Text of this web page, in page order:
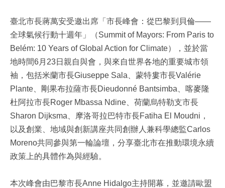
臺北市長蔣萬安受邀出席「市長峰會：從巴黎到貝倫——
全球氣候行動十週年」（Summit of Mayors: From Paris to
Belém: 10 Years of Global Action for Climate），並於當
地時間6月23日親自與會，與來自世界各地的重要城市領
袖，包括米蘭市長Giuseppe Sala、蒙特婁市長Valérie
Plante、剛果布拉薩市長Dieudonné Bantsimba、喀麥隆
杜阿拉市長Roger Mbassa Ndine、荷蘭烏特勒支市長
Sharon Dijksma、摩洛哥拉巴特市長Fatiha El Moudni，
以及創業、地域與創新講座共同創辦人兼科學總監Carlos
Moreno共同參與第一輪論壇，分享臺北市在推動環境永續
政策上的具體作為與經驗。
本次峰會由巴黎市長Anne Hidalgo主持開幕，並邀請歐盟